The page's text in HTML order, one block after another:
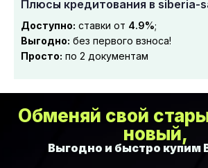
Плюсы кредитования в siberia-
Доступно: ставки от 4.9%;
Выгодно: без первого взноса!
Просто: по 2 документам
Обменяй свой
новый,